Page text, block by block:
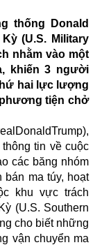
thống Donald
(U.S. Military
nhằm vào một
khiến 3 người
hai lực lượng
tiện chở
tin về cuộc
các băng nhóm
bán ma túy, hoạt
khu vực trách
(U.S. Southern
cho biết những
vận chuyển ma